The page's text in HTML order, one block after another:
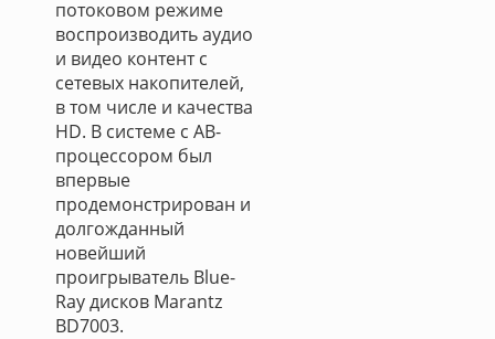
потоковом режиме
воспроизводить аудио
и видео контент с
сетевых накопителей,
в том числе и качества
HD. В системе с АВ-
процессором был
впервые
продемонстрирован и
долгожданный
новейший
проигрыватель Blue-
Ray дисков Marantz
BD7003.